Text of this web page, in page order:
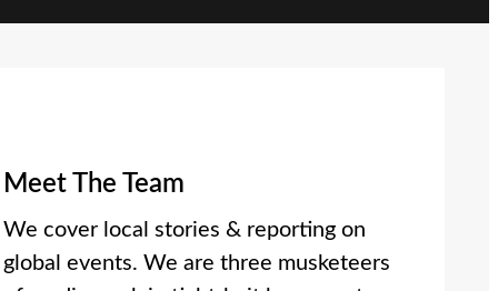
Meet The Team
We cover local stories & reporting on
global events. We are three musketeers